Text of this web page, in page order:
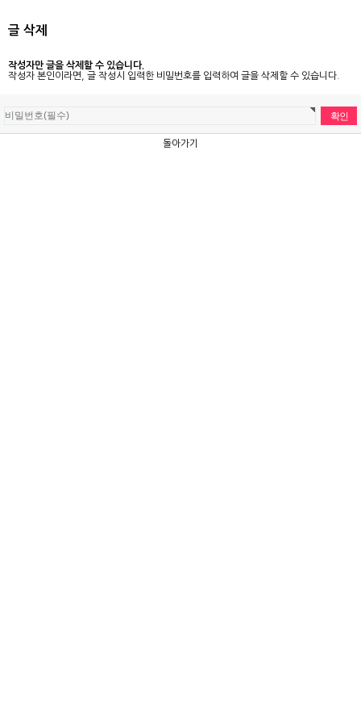
글 삭제
작성자만 글을 삭제할 수 있습니다.
작성자 본인이라면, 글 작성시 입력한 비밀번호를 입력하여 글을 삭제할 수 있습니다.
돌아가기